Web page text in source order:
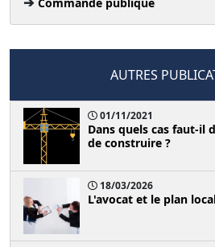
AUTRES
01/11/2021
Dans quels cas faut-il
de construire ?
18/03/2026
L'avocat et le plan